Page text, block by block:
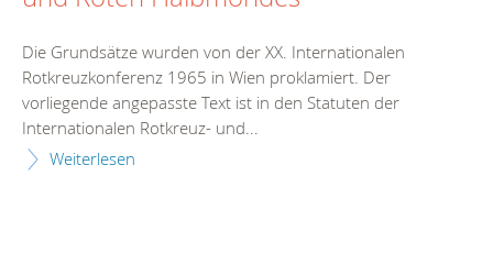
Die Grundsätze wurden von der XX. Internationalen
Rotkreuzkonferenz 1965 in Wien proklamiert. Der
vorliegende angepasste Text ist in den Statuten der
Internationalen Rotkreuz- und...
Weiterlesen